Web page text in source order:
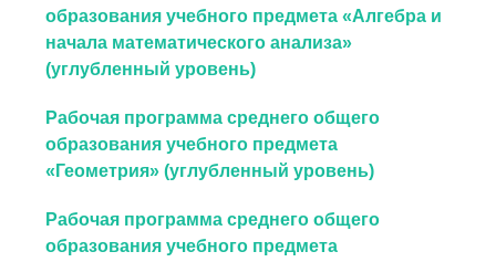
образования учебного предмета «Алгебра и
начала математического анализа»
(углубленный уровень)
Рабочая программа среднего общего
образования учебного предмета
«Геометрия» (углубленный уровень)
Рабочая программа среднего общего
образования учебного предмета